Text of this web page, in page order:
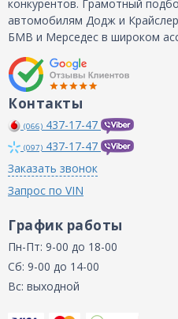
конкурентов. Грамотный
автомобилям Додж и
БМВ и Мерседес в широком
Контакты
(066) 437-17-47
(097) 437-17-47
Заказать звонок
Запрос по VIN
График работы
Пн-Пт: 9-00 до 18-00
Сб: 9-00 до 14-00
Вс: выходной